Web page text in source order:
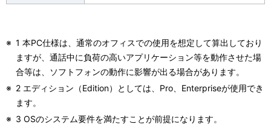
※ 1 本PC仕様は、通常のオフィスでの使用を想定して算出しており
ますが、通話中に負荷の高いアプリケーション等を動作させた場
合等は、ソフトフォンの動作に影響が出る場合があります。
※ 2 エディション（Edition）としては、Pro、Enterpriseが使用でき
ます。
※ 3 OSのシステム要件を満たすことが前提になります。